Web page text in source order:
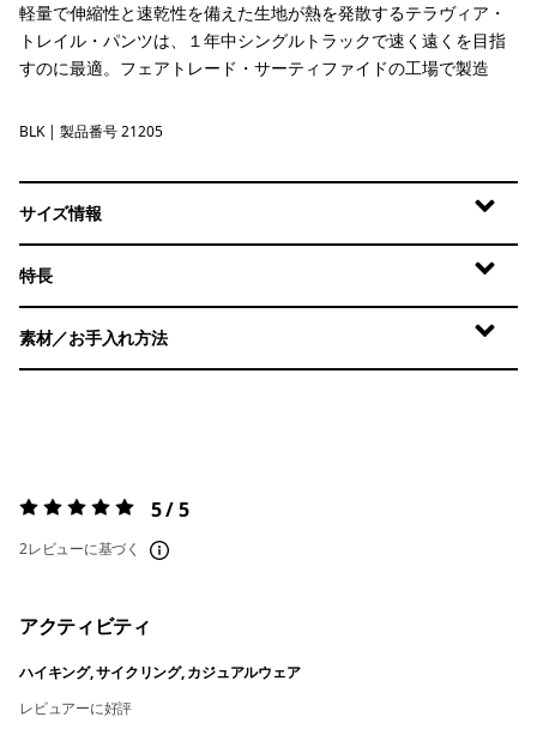
軽量で伸縮性と速乾性を備えた生地が熱を発散するテラヴィア・
トレイル・パンツは、１年中シングルトラックで速く遠くを目指
すのに最適。フェアトレード・サーティファイドの工場で製造
Black
BLK | 製品番号 21205
サイズ情報
特長
素材／お手入れ方法
評価:5 / 5 5 / 5
2レビューに基づく
アクティビティ
ハイキング, サイクリング, カジュアルウェア
レビュアーに好評